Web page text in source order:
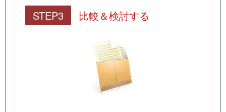
STEP3 比較＆検討する